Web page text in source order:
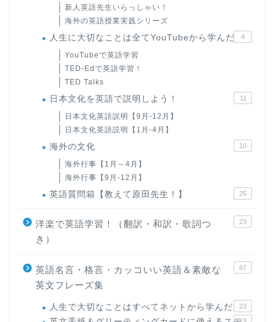
新人英語先生いらっしゃい！
海外の英語授業実践シリーズ
人生に大切なことは全てYouTubeから学んだ 4
YouTubeで英語学習
TED-Edで英語学習！
TED Talks
日本文化を英語で説明しよう！ 11
日本文化英語説明【9月-12月】
日本文化英語説明【1月-4月】
海外の文化 10
海外行事【1月～4月】
海外行事【9月-12月】
英語質問箱【教えて原田先生！】 25
洋楽で英語学習！（翻訳・和訳・歌詞つ
き）
23
英語名言・格言・カッコいい英語＆素敵な
英文フレーズ集
67
人生で大切なことはすべてネットから学んだ 23